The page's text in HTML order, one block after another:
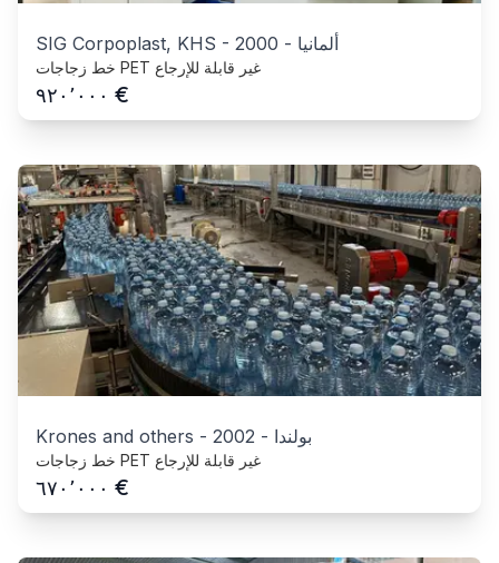
SIG Corpoplast, KHS - 2000 - ألمانيا
خط زجاجات PET غير قابلة للإرجاع
٩٢٠٬٠٠٠ €
Krones and others - 2002 - بولندا
خط زجاجات PET غير قابلة للإرجاع
٦٧٠٬٠٠٠ €